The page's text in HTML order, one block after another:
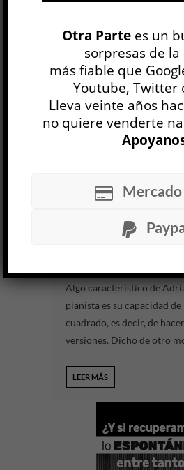
Aldo Benítez
Habiendo oído por primera
septiembre de 2025, nos
sería publicado
ese año. Algo...
Sur (Como respuesta a
Algo característico de
pianista es su capacidad
cuadrado, es decir, de
versiones. Dicho de otro
LEER MÁS
Otra Partees un
sorpresas de
más fiable que
Youtube, Twitter
Lleva veinte años
no quiere venderte
Mercado